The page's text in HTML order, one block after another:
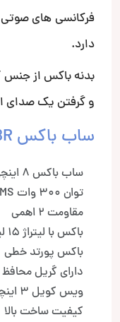
دارد.
و گرفتن یک صدای
ساب باکس R 08 EVO BR در یک نگاه
ساب باکس 8 اینچی یا 20 سانتی متری
توان 300 وات RMS
مقاومت 2 اهمی
باکس با لیتراژ 15 لیتر
باکس پورتد خطی
دارای گریل
ویس کویل 3 اینچی
کیفیت ساخت بالا